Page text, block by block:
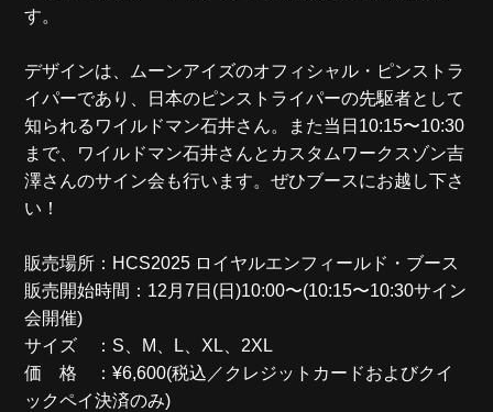
す。
デザインは、ムーンアイズのオフィシャル・ピンストラ
イパーであり、日本のピンストライパーの先駆者として
知られるワイルドマン石井さん。また当日10:15〜10:30
まで、ワイルドマン石井さんとカスタムワークスゾン吉
澤さんのサイン会も行います。ぜひブースにお越し下さ
い！
販売場所：HCS2025 ロイヤルエンフィールド・ブース
販売開始時間：12月7日(日)10:00〜(10:15〜10:30サイン
会開催)
サイズ ：S、M、L、XL、2XL
価 格 ：¥6,600(税込／クレジットカードおよびクイ
ックペイ決済のみ)